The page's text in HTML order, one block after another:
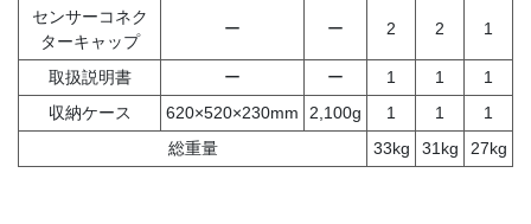
センサーコネク
ターキャップ
ー ー 2 2 1
取扱説明書 ー ー 1 1
1
収納ケース
620×520×230mm 2,100g 1 1
1
総重量
33kg 31kg 27kg